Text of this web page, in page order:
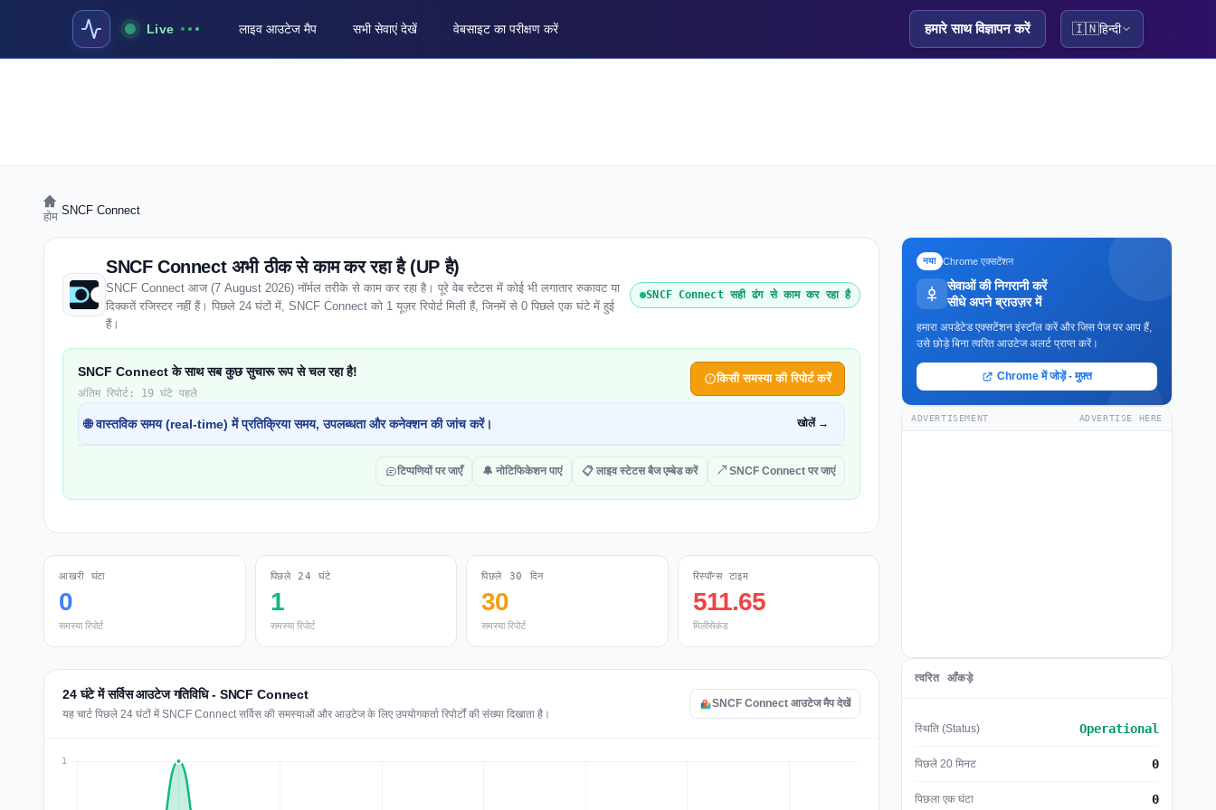
Live लाइव आउटेज मैप सभी सेवाएं देखें वेबसाइट का परीक्षण करें हमारे साथ विज्ञापन करें 🇮🇳हिन्दी
होम SNCF Connect
SNCF Connect अभी ठीक से काम कर रहा है (UP है)
SNCF Connect आज (7 August 2026) नॉर्मल तरीके से काम कर रहा है। पूरे वेब स्टेटस में कोई भी लगातार रुकावट या
दिक्कतें रजिस्टर नहीं हैं। पिछले 24 घंटों में, SNCF Connect को 1 यूज़र रिपोर्ट मिली हैं, जिनमें से 0 पिछले एक घंटे में हुई
हैं।
SNCF Connect सही ढंग से काम कर रहा है
SNCF Connect के साथ सब कुछ सुचारू रूप से चल रहा है!
अंतिम रिपोर्ट: 19 घंटे पहले
किसी समस्या की रिपोर्ट करें
🌐 वास्तविक समय (real-time) में प्रतिक्रिया समय, उपलब्धता और कनेक्शन की जांच करें। खोलें →
टिप्पणियों पर जाएँ 🔔 नोटिफिकेशन पाएं 📋 लाइव स्टेटस बैज एम्बेड करें ↗ SNCF Connect पर जाएं
आखरी घंटा
0
समस्या रिपोर्ट
पिछले 24 घंटे
1
समस्या रिपोर्ट
पिछले 30 दिन
30
समस्या रिपोर्ट
रिस्पॉन्स टाइम
511.65
मिलीसेकंड
24 घंटे में सर्विस आउटेज गतिविधि - SNCF Connect
यह चार्ट पिछले 24 घंटों में SNCF Connect सर्विस की समस्याओं और आउटेज के लिए उपयोगकर्ता रिपोर्टों की संख्या दिखाता है।
SNCF Connect आउटेज मैप देखें
नया Chrome एक्सटेंशन
सेवाओं की निगरानी करें
सीधे अपने ब्राउज़र में
हमारा अपडेटेड एक्सटेंशन इंस्टॉल करें और जिस पेज पर आप हैं,
उसे छोड़े बिना त्वरित आउटेज अलर्ट प्राप्त करें।
Chrome में जोड़ें - मुफ़्त
ADVERTISEMENT ADVERTISE HERE
त्वरित आँकड़े
स्थिति (Status) Operational
पिछले 20 मिनट 0
पिछला एक घंटा 0